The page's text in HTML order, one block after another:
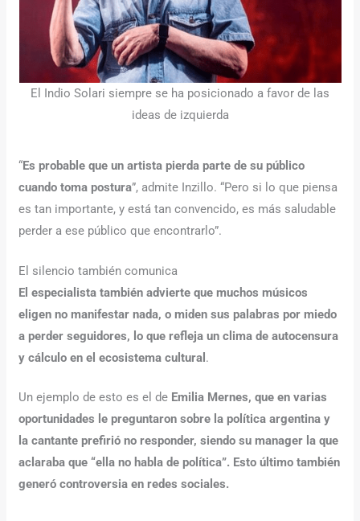
El Indio Solari siempre se ha posicionado a favor de las
ideas de izquierda
“Es probable que un artista pierda parte de su público
cuando toma postura”, admite Inzillo. “Pero si lo que piensa
es tan importante, y está tan convencido, es más saludable
perder a ese público que encontrarlo”.
El silencio también comunica
El especialista también advierte que muchos músicos
eligen no manifestar nada, o miden sus palabras por miedo
a perder seguidores, lo que refleja un clima de autocensura
y cálculo en el ecosistema cultural .
Un ejemplo de esto es el de Emilia Mernes, que en varias
oportunidades le preguntaron sobre la política argentina y
la cantante prefirió no responder, siendo su manager la que
aclaraba que “ella no habla de política”. Esto último también
generó controversia en redes sociales.